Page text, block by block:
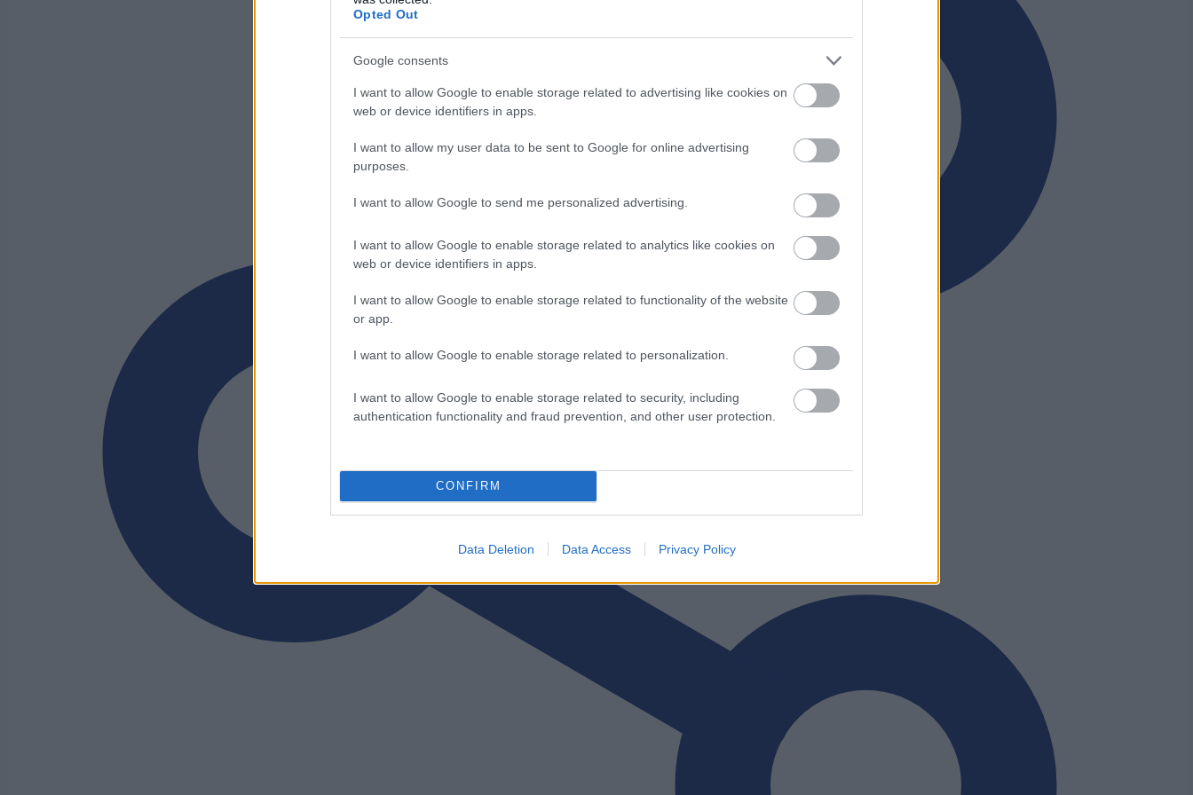
Opted Out
Google consents
I want to allow Google to enable storage related to advertising like cookies on
web or device identifiers in apps.
I want to allow my user data to be sent to Google for online advertising
purposes.
I want to allow Google to send me personalized advertising.
I want to allow Google to enable storage related to analytics like cookies on
web or device identifiers in apps.
I want to allow Google to enable storage related to functionality of the website
or app.
I want to allow Google to enable storage related to personalization.
I want to allow Google to enable storage related to security, including
authentication functionality and fraud prevention, and other user protection.
CONFIRM
Data Deletion Data Access Privacy Policy